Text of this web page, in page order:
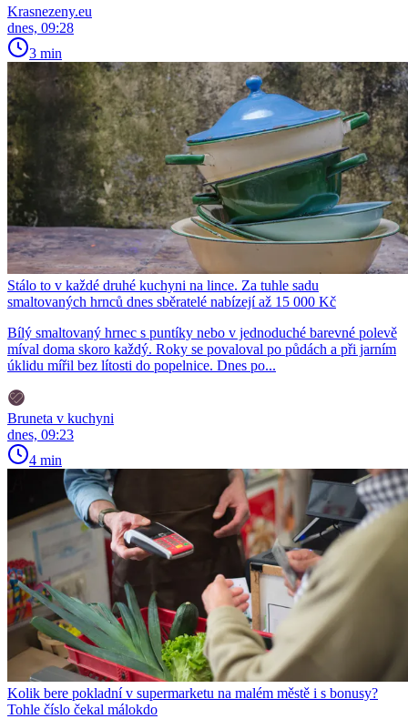
Krasnezeny.eu
dnes, 09:28
3 min
Stálo to v každé druhé kuchyni na lince. Za tuhle sadu
smaltovaných hrnců dnes sběratelé nabízejí až 15 000 Kč
Bílý smaltovaný hrnec s puntíky nebo v jednoduché barevné polevě
míval doma skoro každý. Roky se povaloval po půdách a při jarním
úklidu mířil bez lítosti do popelnice. Dnes po...
Bruneta v kuchyni
dnes, 09:23
4 min
Kolik bere pokladní v supermarketu na malém městě i s bonusy?
Tohle číslo čekal málokdo